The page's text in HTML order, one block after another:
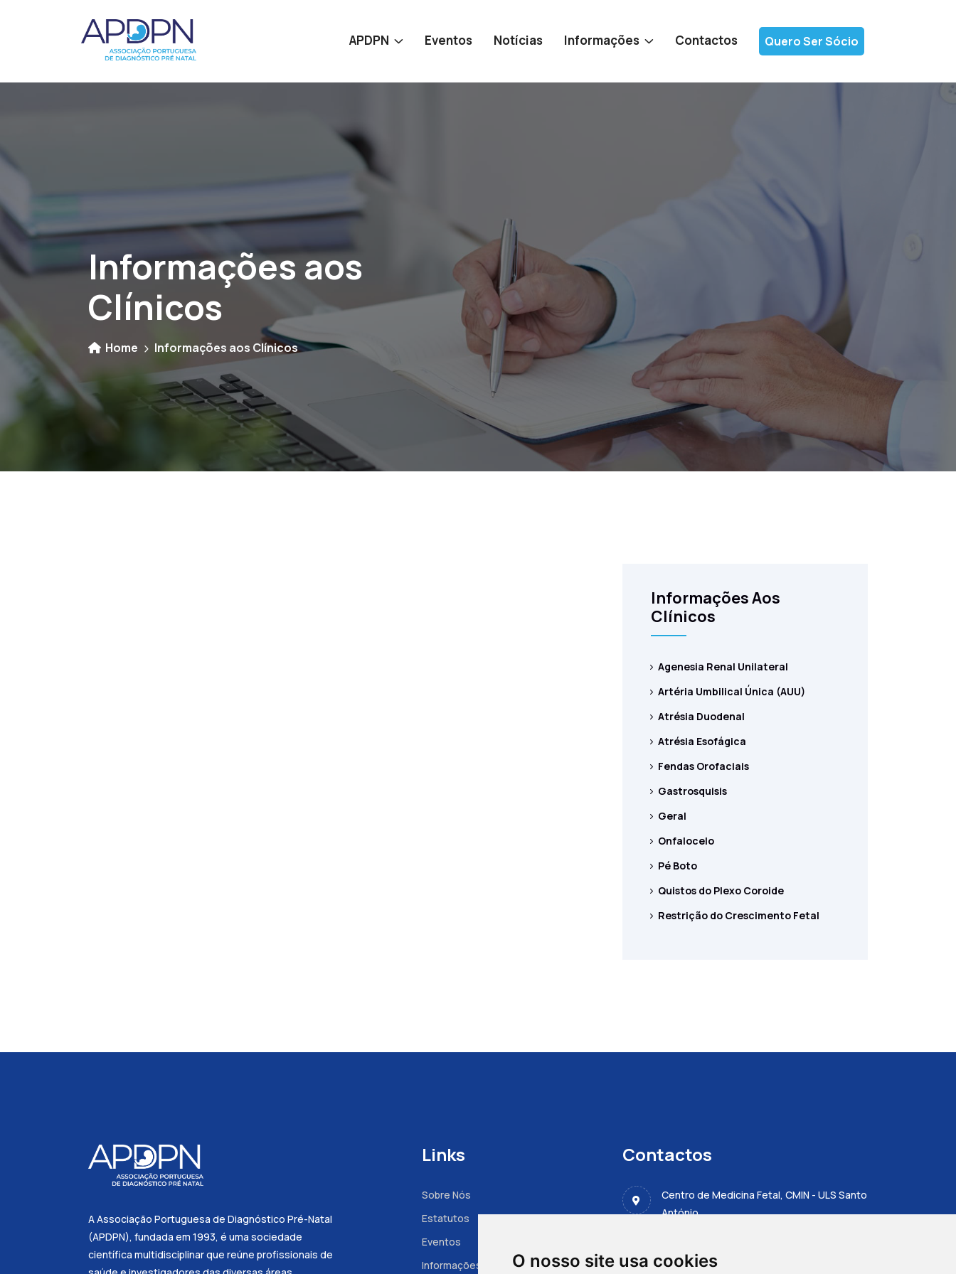
O nosso site usa cookies
APDPN Eventos Notícias Informações Contactos Quero Ser Sócio
Informações aos
Clínicos
Home Informações aos Clínicos
Informações Aos
Clínicos
Agenesia Renal Unilateral
Artéria Umbilical Única (AUU)
Atrésia Duodenal
Atrésia Esofágica
Fendas Orofaciais
Gastrosquisis
Geral
Onfalocelo
Pé Boto
Quistos do Plexo Coroide
Restrição do Crescimento Fetal
A Associação Portuguesa de Diagnóstico Pré-Natal
(APDPN), fundada em 1993, é uma sociedade
científica multidisciplinar que reúne profissionais de
Links
Sobre Nós
Estatutos
Eventos
Informações à Grávida
Contactos
Centro de Medicina Fetal, CMIN - ULS Santo
António
4050-651 PORTO